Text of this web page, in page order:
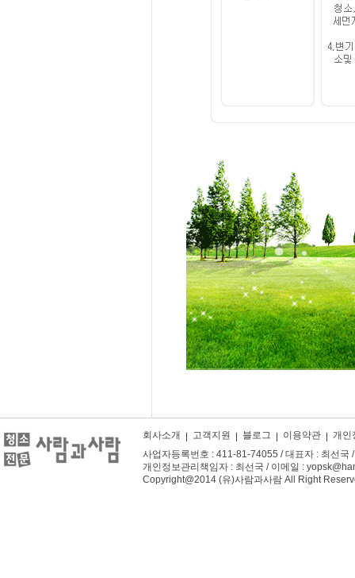
회사소개 고객지원 블로그 이용약관
개인
사업자등록번호 : 411-81-74055 / 대표자 : 최선
개인정보관리책임자 : 최선국 / 이메일 :
Copyright@2014 (유)사람과사람 All Right